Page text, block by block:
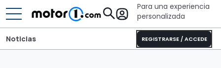
Para una experiencia
personalizada
REGISTRARSE / ACCEDE
Noticias